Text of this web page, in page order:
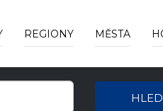
REGIONY MĚSTA